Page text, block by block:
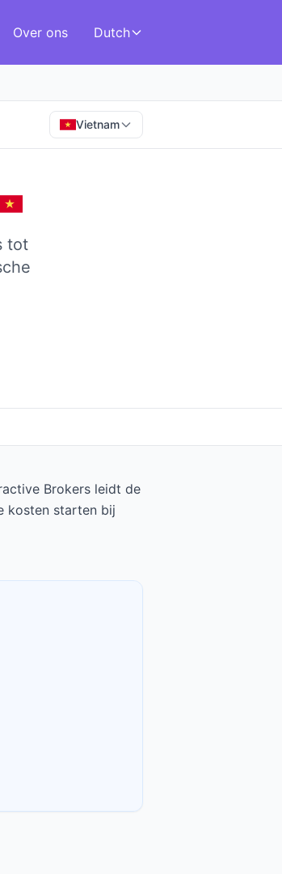
Over ons Dutch
Vietnam
tot
Brokers leidt de
kosten starten bij